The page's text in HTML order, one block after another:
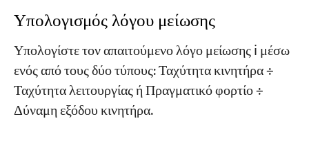
Υπολογισμός λόγου μείωσης
Υπολογίστε τον απαιτούμενο λόγο μείωσης i μέσω
ενός από τους δύο τύπους: Ταχύτητα κινητήρα ÷
Ταχύτητα λειτουργίας ή Πραγματικό φορτίο ÷
Δύναμη εξόδου κινητήρα.